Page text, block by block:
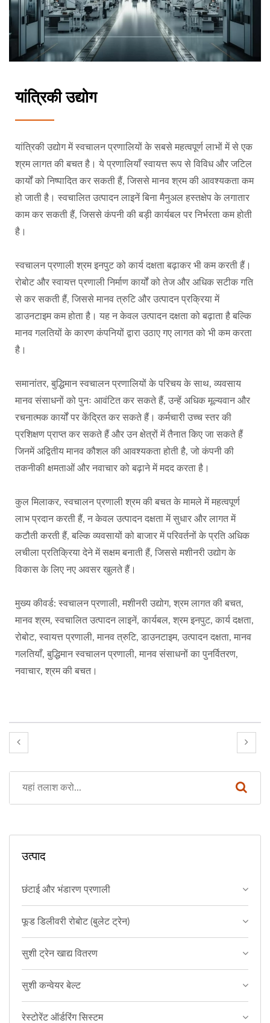
यांत्रिकी उद्योग
यांत्रिकी उद्योग में स्वचालन प्रणालियों के सबसे महत्वपूर्ण लाभों में से एक
श्रम लागत की बचत है। ये प्रणालियाँ स्वायत्त रूप से विविध और जटिल
कार्यों को निष्पादित कर सकती हैं, जिससे मानव श्रम की आवश्यकता कम
हो जाती है। स्वचालित उत्पादन लाइनें बिना मैनुअल हस्तक्षेप के लगातार
काम कर सकती हैं, जिससे कंपनी की बड़ी कार्यबल पर निर्भरता कम होती
है।
स्वचालन प्रणाली श्रम इनपुट को कार्य दक्षता बढ़ाकर भी कम करती हैं।
रोबोट और स्वायत्त प्रणाली निर्माण कार्यों को तेज और अधिक सटीक गति
से कर सकती हैं, जिससे मानव त्रुटि और उत्पादन प्रक्रिया में
डाउनटाइम कम होता है। यह न केवल उत्पादन दक्षता को बढ़ाता है बल्कि
मानव गलतियों के कारण कंपनियों द्वारा उठाए गए लागत को भी कम करता
है।
समानांतर, बुद्धिमान स्वचालन प्रणालियों के परिचय के साथ, व्यवसाय
मानव संसाधनों को पुनः आवंटित कर सकते हैं, उन्हें अधिक मूल्यवान और
रचनात्मक कार्यों पर केंद्रित कर सकते हैं। कर्मचारी उच्च स्तर की
प्रशिक्षण प्राप्त कर सकते हैं और उन क्षेत्रों में तैनात किए जा सकते हैं
जिनमें अद्वितीय मानव कौशल की आवश्यकता होती है, जो कंपनी की
तकनीकी क्षमताओं और नवाचार को बढ़ाने में मदद करता है।
कुल मिलाकर, स्वचालन प्रणाली श्रम की बचत के मामले में महत्वपूर्ण
लाभ प्रदान करती हैं, न केवल उत्पादन दक्षता में सुधार और लागत में
कटौती करती हैं, बल्कि व्यवसायों को बाजार में परिवर्तनों के प्रति अधिक
लचीला प्रतिक्रिया देने में सक्षम बनाती हैं, जिससे मशीनरी उद्योग के
विकास के लिए नए अवसर खुलते हैं।
मुख्य कीवर्ड: स्वचालन प्रणाली, मशीनरी उद्योग, श्रम लागत की बचत,
मानव श्रम, स्वचालित उत्पादन लाइनें, कार्यबल, श्रम इनपुट, कार्य दक्षता,
रोबोट, स्वायत्त प्रणाली, मानव त्रुटि, डाउनटाइम, उत्पादन दक्षता, मानव
गलतियाँ, बुद्धिमान स्वचालन प्रणाली, मानव संसाधनों का पुनर्वितरण,
नवाचार, श्रम की बचत।
उत्पाद
छंटाई और भंडारण प्रणाली
फूड डिलीवरी रोबोट (बुलेट ट्रेन)
सुशी ट्रेन खाद्य वितरण
सुशी कन्वेयर बेल्ट
रेस्टोरेंट ऑर्डरिंग सिस्टम